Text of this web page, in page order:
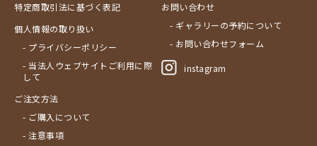
特定商取引法に基づく表記
個人情報の取り扱い
- プライバシーポリシー
- 当法人ウェブサイトご利用に際
して
ご注文方法
- ご購入について
- 注意事項
お問い合わせ
- ギャラリーの予約について
- お問い合わせフォーム
instagram